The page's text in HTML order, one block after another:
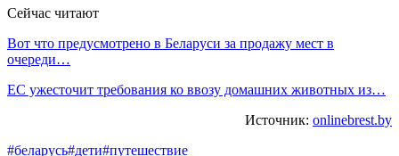
Сейчас читают
Вот что предусмотрено в Беларуси за продажу мест в
очереди…
ЕС ужесточит требования ко ввозу домашних животных из…
Источник: onlinebrest.by
#беларусь#дети#путешествие